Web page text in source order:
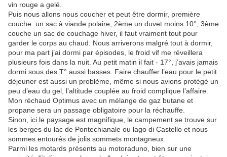
vin rouge a gelé.
Puis nous allons nous coucher et peut être dormir, première
couche: un sac à viande polaire, 2ème un duvet moins 10°, 3ème
couche un sac de couchage hiver, il faut vraiment tout pour
garder le corps au chaud. Nous arriverons malgré tout à dormir,
pour ma part j’ai dormi par épisodes, le froid vif me réveillera
plusieurs fois dans la nuit. Au petit matin il fait - 17°, j’avais jamais
dormi sous des T° aussi basses. Faire chauffer l’eau pour le petit
déjeuner est aussi un problème, même si nous avions protégé un
peu d’eau du gel, l’altitude couplée au froid complique l’affaire.
Mon réchaud Optimus avec un mélange de gaz butane et
propane sera un passage obligatoire pour la réchauffe.
Sinon, ici le paysage est magnifique, le campement se trouve sur
les berges du lac de Pontechianale ou lago di Castello et nous
sommes entourés de jolis sommets montagneux.
Parmi les motards présents au motoraduno, bien sur une